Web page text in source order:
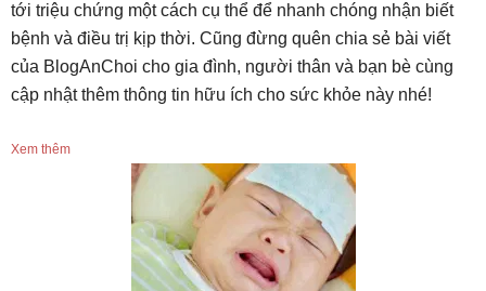
tới triệu chứng một cách cụ thể để nhanh chóng nhận biết
bệnh và điều trị kịp thời. Cũng đừng quên chia sẻ bài viết
của BlogAnChoi cho gia đình, người thân và bạn bè cùng
cập nhật thêm thông tin hữu ích cho sức khỏe này nhé!
Xem thêm